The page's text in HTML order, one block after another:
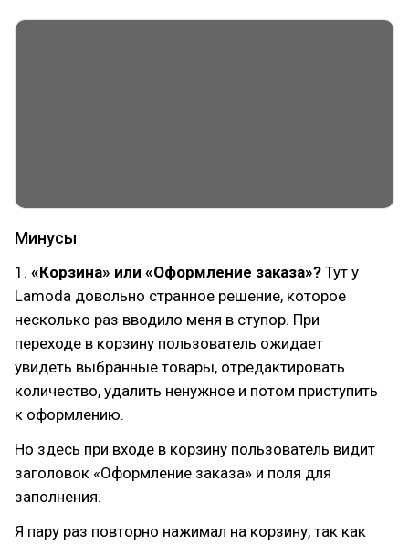
Минусы
1. «Корзина» или «Оформление заказа»? Тут у
Lamoda довольно странное решение, которое
несколько раз вводило меня в ступор. При
переходе в корзину пользователь ожидает
увидеть выбранные товары, отредактировать
количество, удалить ненужное и потом приступить
к оформлению.
Но здесь при входе в корзину пользователь видит
заголовок «Оформление заказа» и поля для
заполнения.
Я пару раз повторно нажимал на корзину, так как